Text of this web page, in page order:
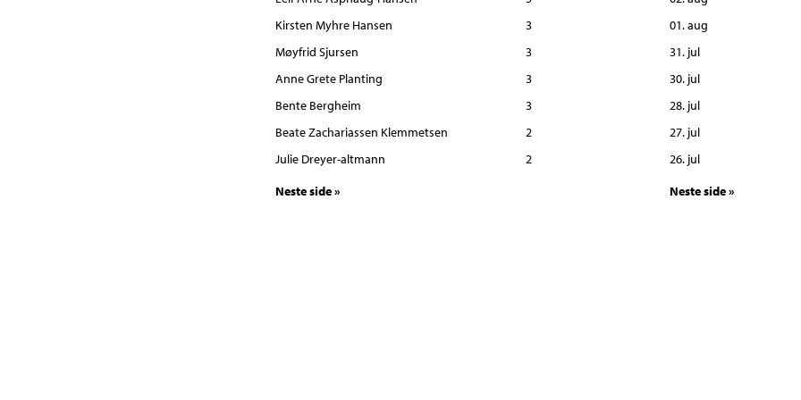
Kirsten Myhre Hansen
3
Møyfrid Sjursen
3
Anne Grete Planting
3
Bente Bergheim
3
Beate Zachariassen Klemmetsen
2
Julie Dreyer-altmann
2
Neste side »
01. aug
31. jul
30. jul
28. jul
27. jul
26. jul
Neste side »